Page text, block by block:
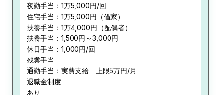
夜勤手当：1万5,000円/回
住宅手当：1万5,000円（借家）
扶養手当：1万4,000円（配偶者）
扶養手当：1,500円～3,000円
休日手当：1,000円/回
残業手当
通勤手当：実費支給 上限5万円/月
退職金制度
あり